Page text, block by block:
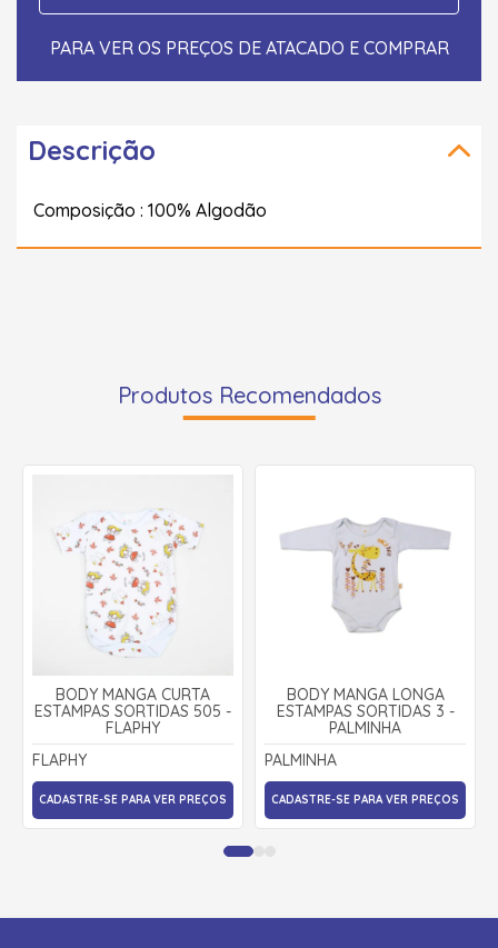
PARA VER OS PREÇOS DE ATACADO E COMPRAR
Descrição
Composição : 100% Algodão
Produtos Recomendados
BODY MANGA CURTA
ESTAMPAS SORTIDAS 505 -
FLAPHY
FLAPHY
CADASTRE-SE PARA VER PREÇOS
BODY MANGA LONGA
ESTAMPAS SORTIDAS 3 -
PALMINHA
PALMINHA
CADASTRE-SE PARA VER PREÇOS